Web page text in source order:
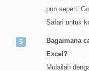
pun seperti
Safari untuk
Bagaimana
Excel?
Mulailah